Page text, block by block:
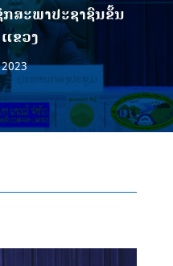
ສະພາປະຊາຊົນຂັ້ນ
ຂວງ